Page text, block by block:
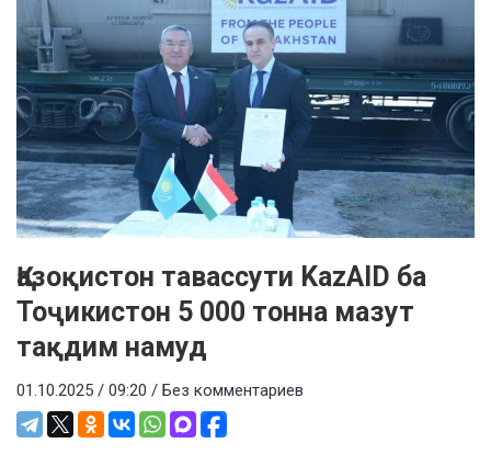
Қазоқистон тавассути KazAID ба
Тоҷикистон 5 000 тонна мазут
тақдим намуд
01.10.2025 / 09:20 / Без комментариев